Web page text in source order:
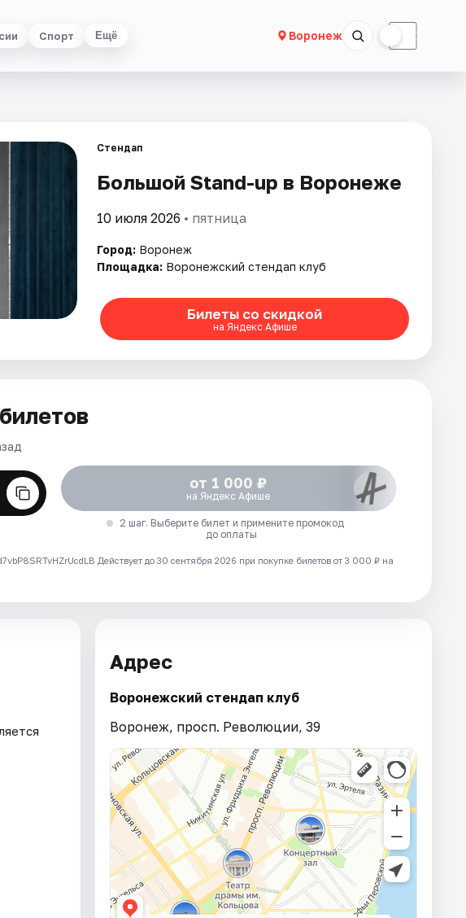
Спорт Ещё Воронеж ☾
Стендап
Большой Stand-up в Воронеже
10 июля 2026 • пятница
Город: Воронеж
Площадка: Воронежский стендап клуб
Билеты со скидкой
на Яндекс Афише
от 1 000 ₽
на Яндекс Афише
2 шаг. Выберите билет и примените промокод
до оплаты
Действует до 30 сентября 2026 при покупке билетов от 3 000 ₽ на
Адрес
Воронежский стендап клуб
Воронеж, просп. Революции, 39